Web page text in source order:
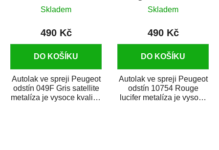
ů
375 ml
Skladem
490 Kč
DO KOŠÍKU
Autolak ve spreji Peugeot
odstín 049F Gris satellite
metalíza je vysoce kvalitní
375 ml
Skladem
490 Kč
DO KOŠÍKU
Autolak ve spreji Peugeot
odstín 10754 Rouge
lucifer metalíza je vysoce